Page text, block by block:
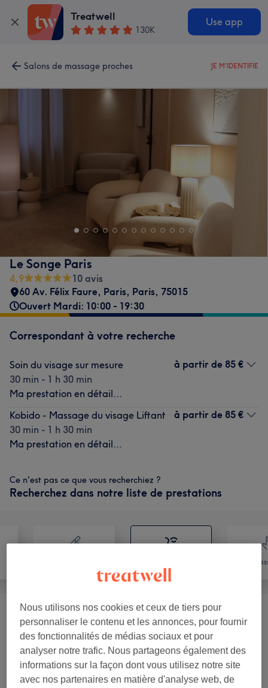
Treatwell
130K
Use app
Salons de massage proches JE M'IDENTIFIE
Le Songe Paris
4,9
10 avis
60 Av. Félix Faure, Paris, Paris, 75015
Ouvert Mardi: 10:00 - 19:30
Correspondant à votre recherche
Soin du visage sur mesure
30 min - 1 h 30 min
Ma prestation en détail...
à partir de 85 €
Kobido - Massage du visage Liftant
30 min - 1 h 30 min
Ma prestation en détail...
à partir de 85 €
Ce n'est pas ce que vous recherchiez ?
Recherchez dans notre liste de prestations
Visage Sur Mesure (2) à partir de 85 €
Avis sur l'établissement
Nous utilisons nos cookies et ceux de tiers pour
personnaliser le contenu et les annonces, pour fournir
des fonctionnalités de médias sociaux et pour
analyser notre trafic. Nous partageons également des
informations sur la façon dont vous utilisez notre site
avec nos partenaires en matière d'analyse web, de